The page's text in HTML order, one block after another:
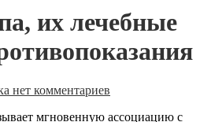
их лечебные
нет комментариев
мгновенную ассоциацию с